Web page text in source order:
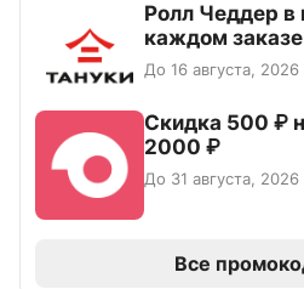
Ролл Чеддер в
каждом
До 16 августа, 2026
Скидка 500 ₽
2000 ₽
До 31 августа, 2026
Все